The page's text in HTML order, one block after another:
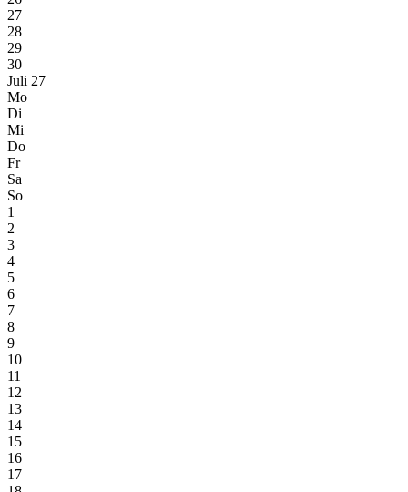
27
28
29
30
Juli 27
Mo
Di
Mi
Do
Fr
Sa
So
1
2
3
4
5
6
7
8
9
10
11
12
13
14
15
16
17